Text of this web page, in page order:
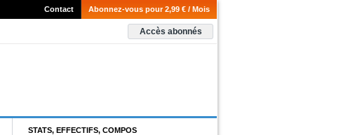
Abonnez-vous pour 2,99 € / Mois
Contact
Accès abonnés
STATS, EFFECTIFS, COMPOS